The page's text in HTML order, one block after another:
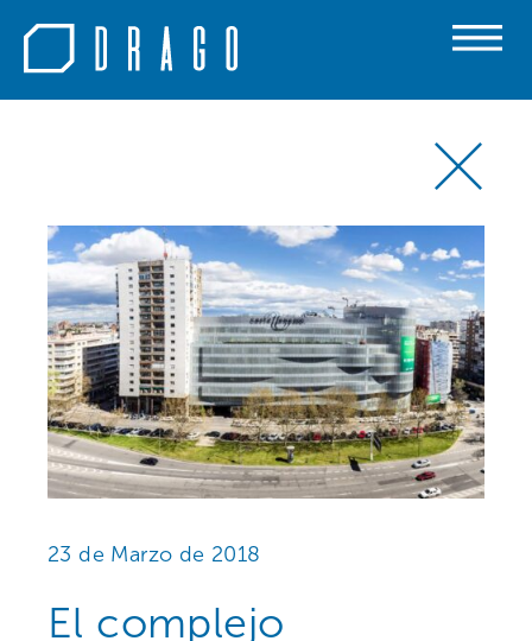
23 de Marzo de 2018
El complejo